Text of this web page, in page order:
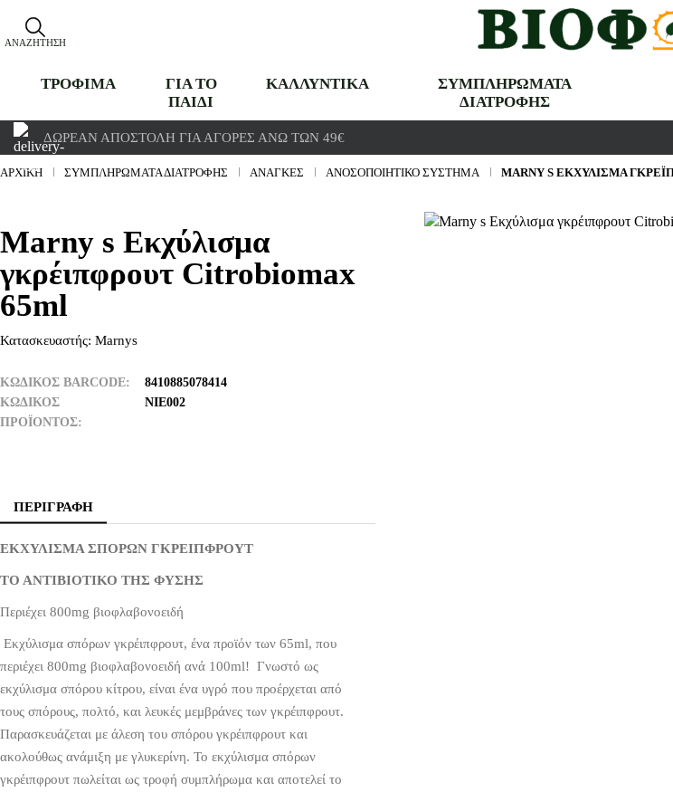
ΑΝΑΖΉΤΗΣΗ
ΤΡΟΦΙΜΑ
ΓΙΑ ΤΟ
ΠΑΙΔΙ
ΚΑΛΛΥΝΤΙΚΑ
ΣΥΜΠΛΗΡΩΜΑΤΑ
ΔΙΑΤΡΟΦΗΣ
ΔΩΡΕΆΝ ΑΠΟΣΤΟΛΉ ΓΙΑ ΑΓΟΡΈΣ ΆΝΩ ΤΩΝ 49€
ΑΡΧΙΚΉ ΣΥΜΠΛΗΡΩΜΑΤΑ ΔΙΑΤΡΟΦΗΣ ΑΝΆΓΚΕΣ ΑΝΟΣΟΠΟΙΗΤΙΚΌ ΣΎΣΤΗΜΑ MARNY S ΕΚΧΎΛΙΣΜΑ
Marny s Εκχύλισμα
γκρέιπφρουτ Citrobiomax
65ml
Κατασκευαστής: Marnys
ΚΩΔΙΚΟΣ BARCODE
8410885078414
ΚΩΔΙΚΌΣ
ΠΡΟΪΌΝΤΟΣ
ΝΙΕ002
ΠΕΡΙΓΡΑΦΉ
ΕΚΧΥΛΙΣΜΑ ΣΠΟΡΩΝ ΓΚΡΕΙΠΦΡΟΥΤ
ΤΟ ΑΝΤΙΒΙΟΤΙΚΟ ΤΗΣ ΦΥΣΗΣ
Περιέχει 800mg βιοφλαβονοειδή
Εκχύλισμα σπόρων γκρέιπφρουτ, ένα προϊόν των 65ml, που
περιέχει 800mg βιοφλαβονοειδή ανά 100ml! Γνωστό ως
εκχύλισμα σπόρου κίτρου, είναι ένα υγρό που προέρχεται από
τους σπόρους, πολτό, και λευκές μεμβράνες των γκρέιπφρουτ.
Παρασκευάζεται με άλεση του σπόρου γκρέιπφρουτ και
ακολούθως ανάμιξη με γλυκερίνη. Το εκχύλισμα σπόρων
γκρέιπφρουτ πωλείται ως τροφή συμπλήρωμα και αποτελεί το